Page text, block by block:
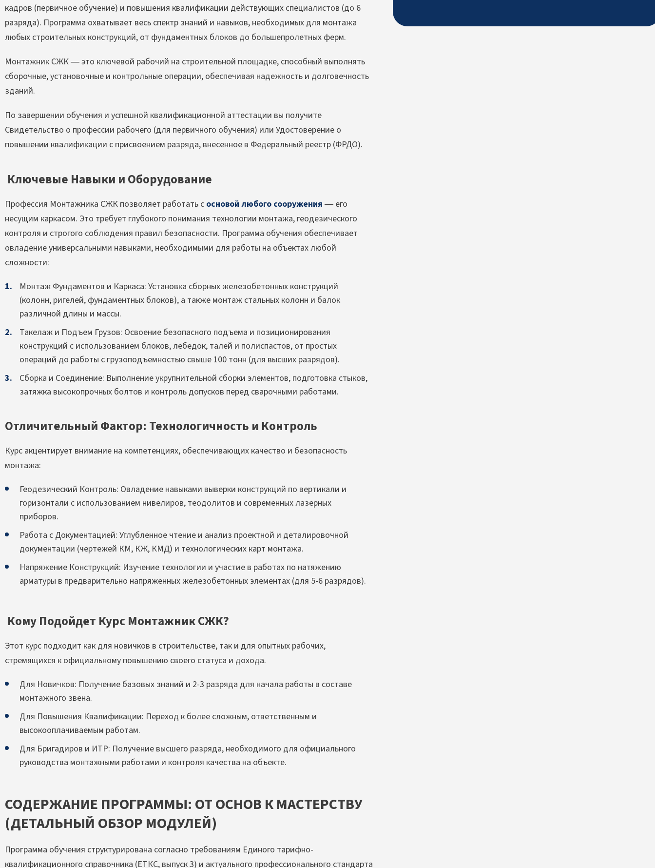
кадров (первичное обучение) и повышения квалификации действующих специалистов (до 6
разряда). Программа охватывает весь спектр знаний и навыков, необходимых для монтажа
любых строительных конструкций, от фундаментных блоков до большепролетных ферм.
Монтажник СЖК — это ключевой рабочий на строительной площадке, способный выполнять
сборочные, установочные и контрольные операции, обеспечивая надежность и долговечность
зданий.
По завершении обучения и успешной квалификационной аттестации вы получите
Свидетельство о профессии рабочего (для первичного обучения) или Удостоверение о
повышении квалификации с присвоением разряда, внесенное в Федеральный реестр (ФРДО).
Ключевые Навыки и Оборудование
Профессия Монтажника СЖК позволяет работать с основой любого сооружения — его
несущим каркасом. Это требует глубокого понимания технологии монтажа, геодезического
контроля и строгого соблюдения правил безопасности. Программа обучения обеспечивает
овладение универсальными навыками, необходимыми для работы на объектах любой
сложности:
Монтаж Фундаментов и Каркаса: Установка сборных железобетонных конструкций
(колонн, ригелей, фундаментных блоков), а также монтаж стальных колонн и балок
различной длины и массы.
Такелаж и Подъем Грузов: Освоение безопасного подъема и позиционирования
конструкций с использованием блоков, лебедок, талей и полиспастов, от простых
операций до работы с грузоподъемностью свыше 100 тонн (для высших разрядов).
Сборка и Соединение: Выполнение укрупнительной сборки элементов, подготовка стыков,
затяжка высокопрочных болтов и контроль допусков перед сварочными работами.
Отличительный Фактор: Технологичность и Контроль
Курс акцентирует внимание на компетенциях, обеспечивающих качество и безопасность
монтажа:
Геодезический Контроль: Овладение навыками выверки конструкций по вертикали и
горизонтали с использованием нивелиров, теодолитов и современных лазерных
приборов.
Работа с Документацией: Углубленное чтение и анализ проектной и деталировочной
документации (чертежей КМ, КЖ, КМД) и технологических карт монтажа.
Напряжение Конструкций: Изучение технологии и участие в работах по натяжению
арматуры в предварительно напряженных железобетонных элементах (для 5-6 разрядов).
Кому Подойдет Курс Монтажник СЖК?
Этот курс подходит как для новичков в строительстве, так и для опытных рабочих,
стремящихся к официальному повышению своего статуса и дохода.
Для Новичков: Получение базовых знаний и 2-3 разряда для начала работы в составе
монтажного звена.
Для Повышения Квалификации: Переход к более сложным, ответственным и
высокооплачиваемым работам.
Для Бригадиров и ИТР: Получение высшего разряда, необходимого для официального
руководства монтажными работами и контроля качества на объекте.
СОДЕРЖАНИЕ ПРОГРАММЫ: ОТ ОСНОВ К МАСТЕРСТВУ
(ДЕТАЛЬНЫЙ ОБЗОР МОДУЛЕЙ)
Программа обучения структурирована согласно требованиям Единого тарифно-
квалификационного справочника (ЕТКС, выпуск 3) и актуального профессионального стандарта